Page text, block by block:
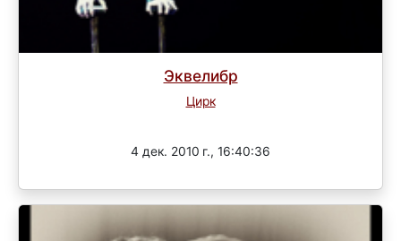
Эквелибр
Цирк
4 дек. 2010 г., 16:40:36